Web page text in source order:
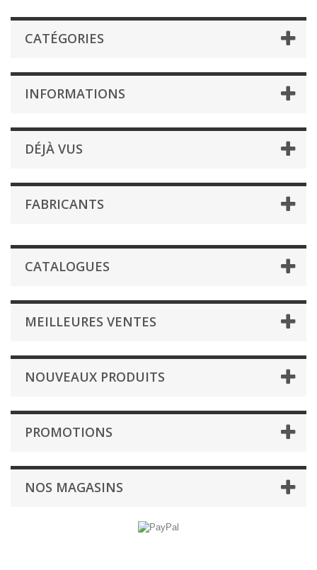
CATÉGORIES
INFORMATIONS
DÉJÀ VUS
FABRICANTS
CATALOGUES
MEILLEURES VENTES
NOUVEAUX PRODUITS
PROMOTIONS
NOS MAGASINS